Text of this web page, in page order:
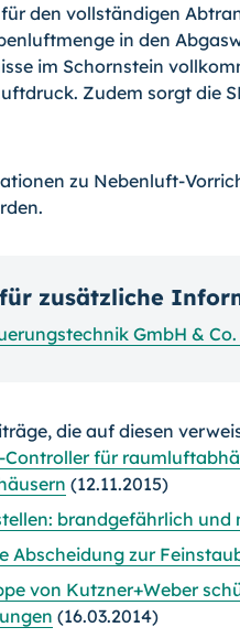
den vollständigen
in den
im Schornstein
Zudem sorgt die
zu Nebenluft-
zusätzliche
GmbH & Co.
die auf diesen
für
(12.11.2015)
brandgefährlich und
Abscheidung zur
von Kutzner+Weber
(16.03.2014)